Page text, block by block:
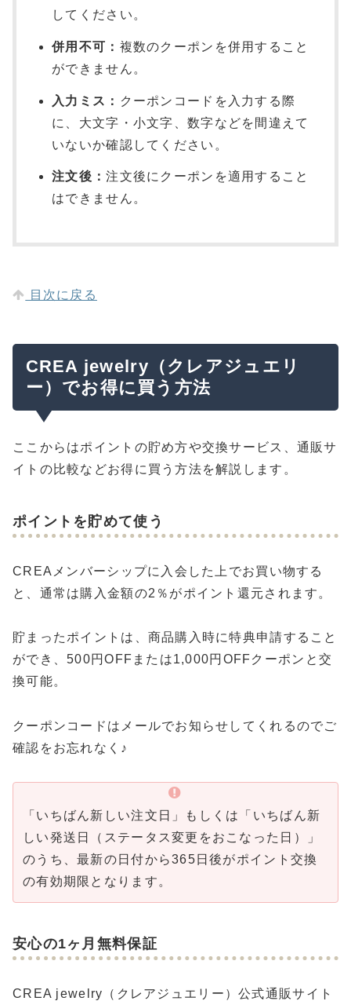
してください。
併用不可： 複数のクーポンを併用すること
ができません。
入力ミス： クーポンコードを入力する際
に、大文字・小文字、数字などを間違えて
いないか確認してください。
注文後：注文後にクーポンを適用すること
はできません。
目次に戻る
CREA jewelry（クレアジュエリ
ー）でお得に買う方法
ここからはポイントの貯め方や交換サービス、通販サ
イトの比較などお得に買う方法を解説します。
ポイントを貯めて使う
CREAメンバーシップに入会した上でお買い物する
と、通常は購入金額の2％がポイント還元されます。
貯まったポイントは、商品購入時に特典申請すること
ができ、500円OFFまたは1,000円OFFクーポンと交
換可能。
クーポンコードはメールでお知らせしてくれるのでご
確認をお忘れなく♪
「いちばん新しい注文日」もしくは「いちばん新
しい発送日（ステータス変更をおこなった日）」
のうち、最新の日付から365日後がポイント交換
の有効期限となります。
安心の1ヶ月無料保証
CREA jewelry（クレアジュエリー）公式通販サイト